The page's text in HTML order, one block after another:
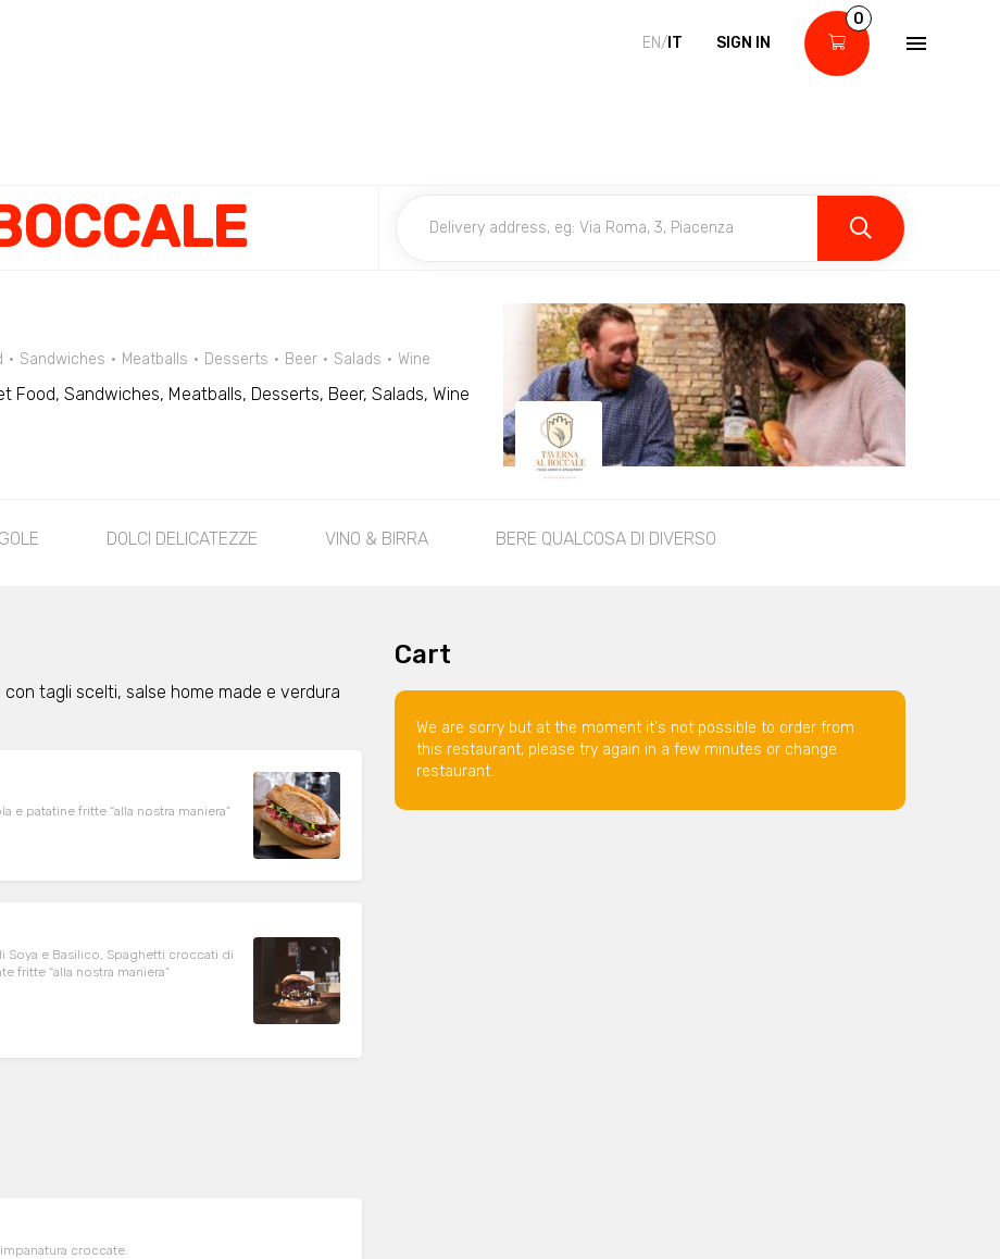
EN/ IT SIGN IN
0
Sandwiches Meatballs Desserts Beer Salads Wine
Food, Sandwiches, Meatballs, Desserts, Beer, Salads, Wine
DOLCI DELICATEZZE VINO & BIRRA BERE QUALCOSA DI DIVERSO
tagli scelti, salse home made e verdura
e patatine fritte “alla nostra maniera”
Soya e Basilico, Spaghetti croccati di
fritte “alla nostra maniera”
croccate.
Cart
We are sorry but at the moment it's not possible to order from
this restaurant, please try again in a few minutes or change
restaurant.